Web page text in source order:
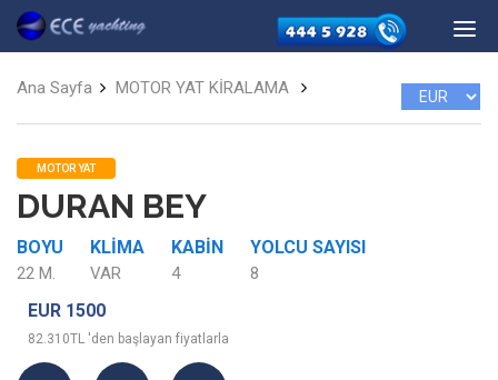
Ana Sayfa MOTOR YAT KİRALAMA
MOTOR YAT
DURAN BEY
BOYU
22 M.
KLIMA
VAR
KABIN
4
YOLCU SAYISI
8
EUR 1500
82.310TL 'den başlayan fiyatlarla